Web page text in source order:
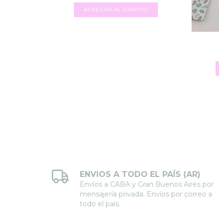
ENVIOS A TODO EL PAÍS (AR)
Envíos a CABA y Gran Buenos Aires por
mensajería privada. Envíos por correo a
todo el país.